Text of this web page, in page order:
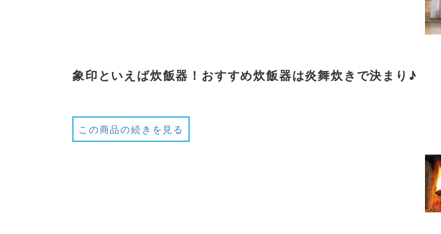
象印といえば炊飯器！おすすめ炊飯器は炎舞炊きで決まり♪
この商品の続きを見る